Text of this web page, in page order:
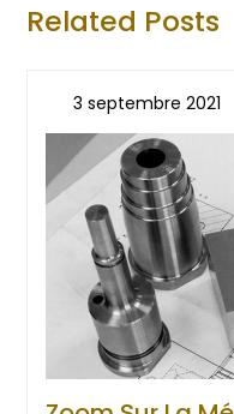
Related Posts
3 septembre 2021